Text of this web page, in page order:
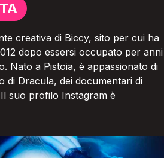
creativa di Biccy, sito per cui ha
dopo essersi occupato per anni
Nato a Pistoia, è appassionato di
di Dracula, dei documentari di
suo profilo Instagram è